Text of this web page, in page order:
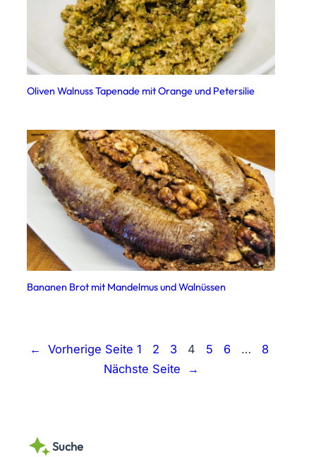
Oliven Walnuss Tapenade mit Orange und Petersilie
Bananen Brot mit Mandelmus und Walnüssen
← Vorherige Seite 1 2 3 4 5 6 …
8
Nächste Seite
→
Suche